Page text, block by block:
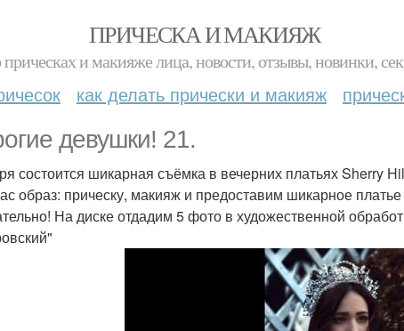
ПРИЧЕСКА И МАКИЯЖ
и макияже лица, новости, отзывы, новинки,
как делать прически и макияж
девушки! 21.
состоится шикарная съёмка в вечерних платьях Sherry
образ: прическу, макияж и предоставим шикарное
На диске отдадим 5 фото в художественной